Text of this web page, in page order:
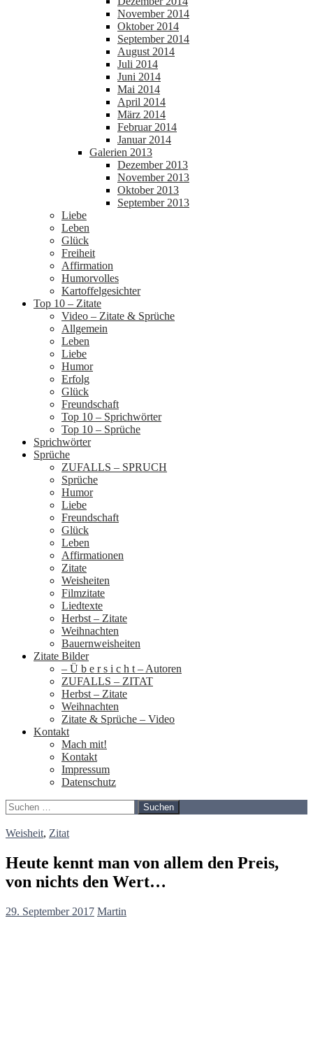
November 2014
Oktober 2014
September 2014
August 2014
Juli 2014
Juni 2014
Mai 2014
April 2014
März 2014
Februar 2014
Januar 2014
Galerien 2013
Dezember 2013
November 2013
Oktober 2013
September 2013
Liebe
Leben
Glück
Freiheit
Affirmation
Humorvolles
Kartoffelgesichter
Top 10 – Zitate
Video – Zitate & Sprüche
Allgemein
Leben
Liebe
Humor
Erfolg
Glück
Freundschaft
Top 10 – Sprichwörter
Top 10 – Sprüche
Sprichwörter
Sprüche
ZUFALLS – SPRUCH
Sprüche
Humor
Liebe
Freundschaft
Glück
Leben
Affirmationen
Zitate
Weisheiten
Filmzitate
Liedtexte
Herbst – Zitate
Weihnachten
Bauernweisheiten
Zitate Bilder
– Ü b e r s i c h t – Autoren
ZUFALLS – ZITAT
Herbst – Zitate
Weihnachten
Zitate & Sprüche – Video
Kontakt
Mach mit!
Kontakt
Impressum
Datenschutz
Suchen
nach:
Weisheit, Zitat
Heute kennt man von allem den Preis,
von nichts den Wert…
29. September 2017 Martin